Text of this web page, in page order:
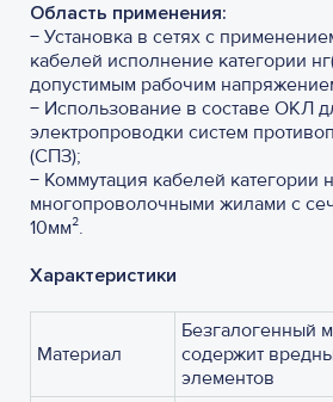
Область применения:
− Установка в сетях с
кабелей исполнение категории
допустимым рабочим
− Использование в составе ОКЛ
электропроводки систем
(СПЗ);
− Коммутация кабелей категории
многопроволочными жилами с
10мм².
Характеристики
Материал
Безгалогенный
содержит
элементов